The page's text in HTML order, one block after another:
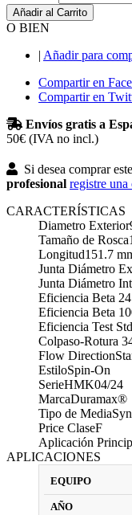
Añadir al Carrito
O BIEN
| Añadir para
Compartir en
Compartir en
Envíos gratis a
50€ (IVA no incl.)
Si desea comprar
profesional registre una
CARACTERÍSTICAS
Diametro Exterior
Tamaño de Rosca
Longitud151.7
Junta Diámetro
Junta Diámetro
Eficiencia Beta 2
Eficiencia Beta
Eficiencia Test Std
Colpaso-Rotura
Flow Direction
EstiloSpin-On
SerieHMK04/24
MarcaDuramax®
Tipo de Media
Price ClaseF
Aplicación
APLICACIONES